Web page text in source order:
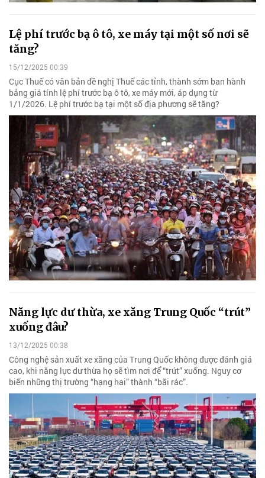
Lệ phí trước bạ ô tô, xe máy tại một số nơi sẽ
tăng?
15/12/2025 00:39
Cục Thuế có văn bản đề nghị Thuế các tỉnh, thành sớm ban hành
bảng giá tính lệ phí trước bạ ô tô, xe máy mới, áp dụng từ
1/1/2026. Lệ phí trước bạ tại một số địa phương sẽ tăng?
Năng lực dư thừa, xe xăng Trung Quốc “trút”
xuống đâu?
13/12/2025 00:38
Công nghệ sản xuất xe xăng của Trung Quốc không được đánh giá
cao, khi năng lực dư thừa họ sẽ tìm nơi để “trút” xuống. Nguy cơ
biến những thị trường “hạng hai” thành “bãi rác”.